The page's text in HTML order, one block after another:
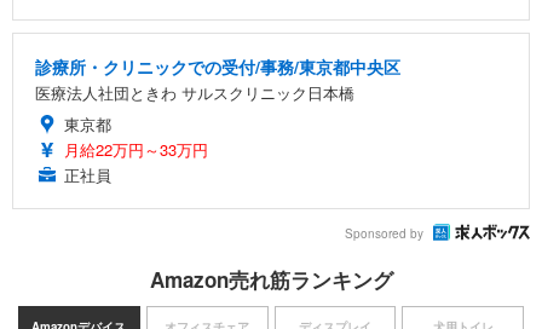
診療所・クリニックでの受付/事務/東京都中央区
医療法人社団ときわ サルスクリニック日本橋
東京都
月給22万円～33万円
正社員
Sponsored by
Amazon売れ筋ランキング